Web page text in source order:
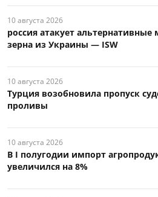
10 августа 2026
россия атакует
зерна из Украины — ISW
10 августа 2026
Турция возобновила пропуск
проливы
10 августа 2026
В I полугодии импорт
увеличился на 8%